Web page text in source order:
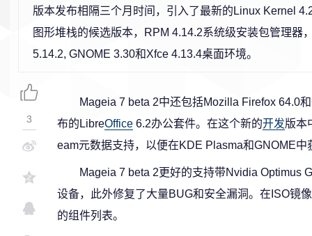
版本发布相隔三个月时间，引入了最新的Linux Kernel
图形堆栈的候选版本，RPM 4.14.2系统级安装包管理器
5.14.2, GNOME 3.30和Xfce 4.13.4桌面环境。
Mageia 7 beta 2中还包括Mozilla Firefox 64.0
布的LibreOffice 6.2办公套件。在这个新的开发版本
eam元数据支持，以便在KDE Plasma和GNOME
Mageia 7 beta 2更好的支持带Nvidia Optimus
设备，此外修复了大量BUG和安全漏洞。在ISO镜
的组件列表。
3